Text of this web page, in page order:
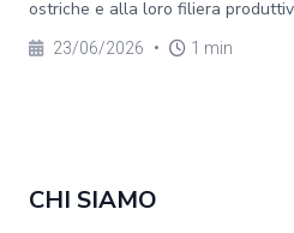
ostriche e alla loro filiera
23/06/2026 • 1 min
CHI SIAMO